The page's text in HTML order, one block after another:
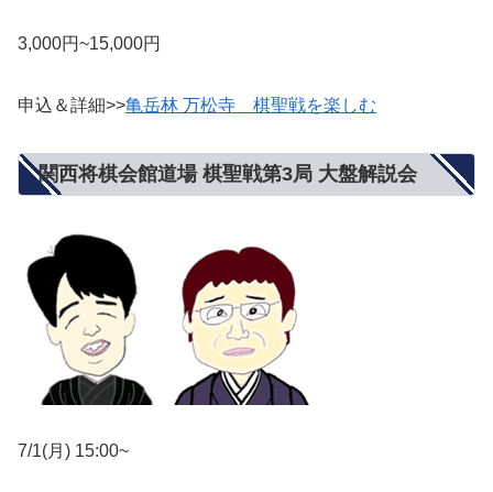
3,000円~15,000円
申込＆詳細>>亀岳林 万松寺 棋聖戦を楽しむ
関西将棋会館道場 棋聖戦第3局 大盤解説会
7/1(月) 15:00~